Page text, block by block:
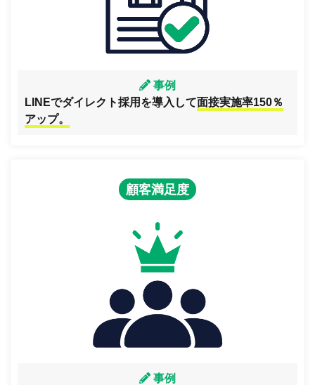
事例
LINEでダイレクト採用を導入して面接実施率150％
アップ。
顧客満足度
事例